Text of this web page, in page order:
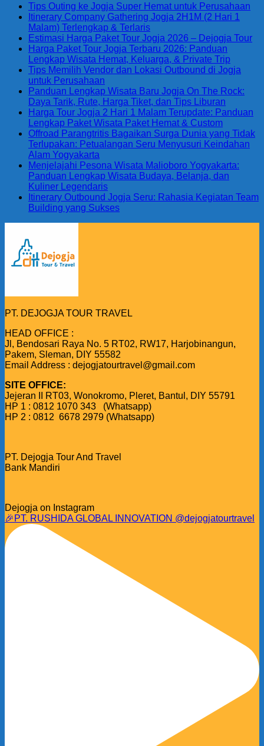
Tips Outing ke Jogja Super Hemat untuk Perusahaan
Itinerary Company Gathering Jogja 2H1M (2 Hari 1
Malam) Terlengkap & Terlaris
Estimasi Harga Paket Tour Jogja 2026 – Dejogja Tour
Harga Paket Tour Jogja Terbaru 2026: Panduan
Lengkap Wisata Hemat, Keluarga, & Private Trip
Tips Memilih Vendor dan Lokasi Outbound di Jogja
untuk Perusahaan
Panduan Lengkap Wisata Baru Jogja On The Rock:
Daya Tarik, Rute, Harga Tiket, dan Tips Liburan
Harga Tour Jogja 2 Hari 1 Malam Terupdate: Panduan
Lengkap Paket Wisata Paket Hemat & Custom
Offroad Parangtritis Bagaikan Surga Dunia yang Tidak
Terlupakan: Petualangan Seru Menyusuri Keindahan
Alam Yogyakarta
Menjelajahi Pesona Wisata Malioboro Yogyakarta:
Panduan Lengkap Wisata Budaya, Belanja, dan
Kuliner Legendaris
Itinerary Outbound Jogja Seru: Rahasia Kegiatan Team
Building yang Sukses
PT. DEJOGJA TOUR TRAVEL
HEAD OFFICE :
Jl, Bendosari Raya No. 5 RT02, RW17, Harjobinangun,
Pakem, Sleman, DIY 55582
Email Address : dejogjatourtravel@gmail.com
SITE OFFICE:
Jejeran II RT03, Wonokromo, Pleret, Bantul, DIY 55791
HP 1 : 0812 1070 343 (Whatsapp)
HP 2 : 0812 6678 2979 (Whatsapp)
PT. Dejogja Tour And Travel
Bank Mandiri
Dejogja on Instagram
🎉PT. RUSHIDA GLOBAL INNOVATION @dejogjatourtravel